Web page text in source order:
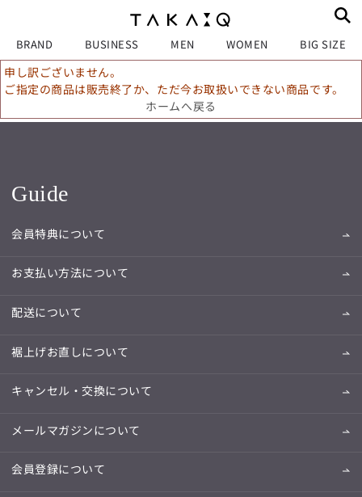
BRAND BUSINESS MEN WOMEN BIG SIZE
申し訳ございません。
ご指定の商品は販売終了か、ただ今お取扱いできない商品です。
ホームへ戻る
Guide
会員特典について
お支払い方法について
配送について
裾上げお直しについて
キャンセル・交換について
メールマガジンについて
会員登録について